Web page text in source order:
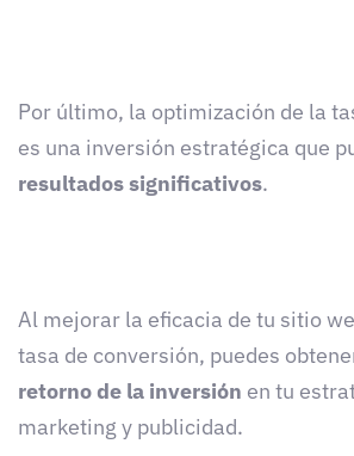
Por último, la optimización de la
es una inversión estratégica que
resultados significativos.
Al mejorar la eficacia de tu sitio
tasa de conversión, puedes
retorno de la inversión en tu
marketing y publicidad.